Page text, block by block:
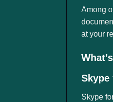
Among
at your
Skype
Skype